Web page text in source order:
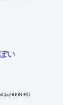
い